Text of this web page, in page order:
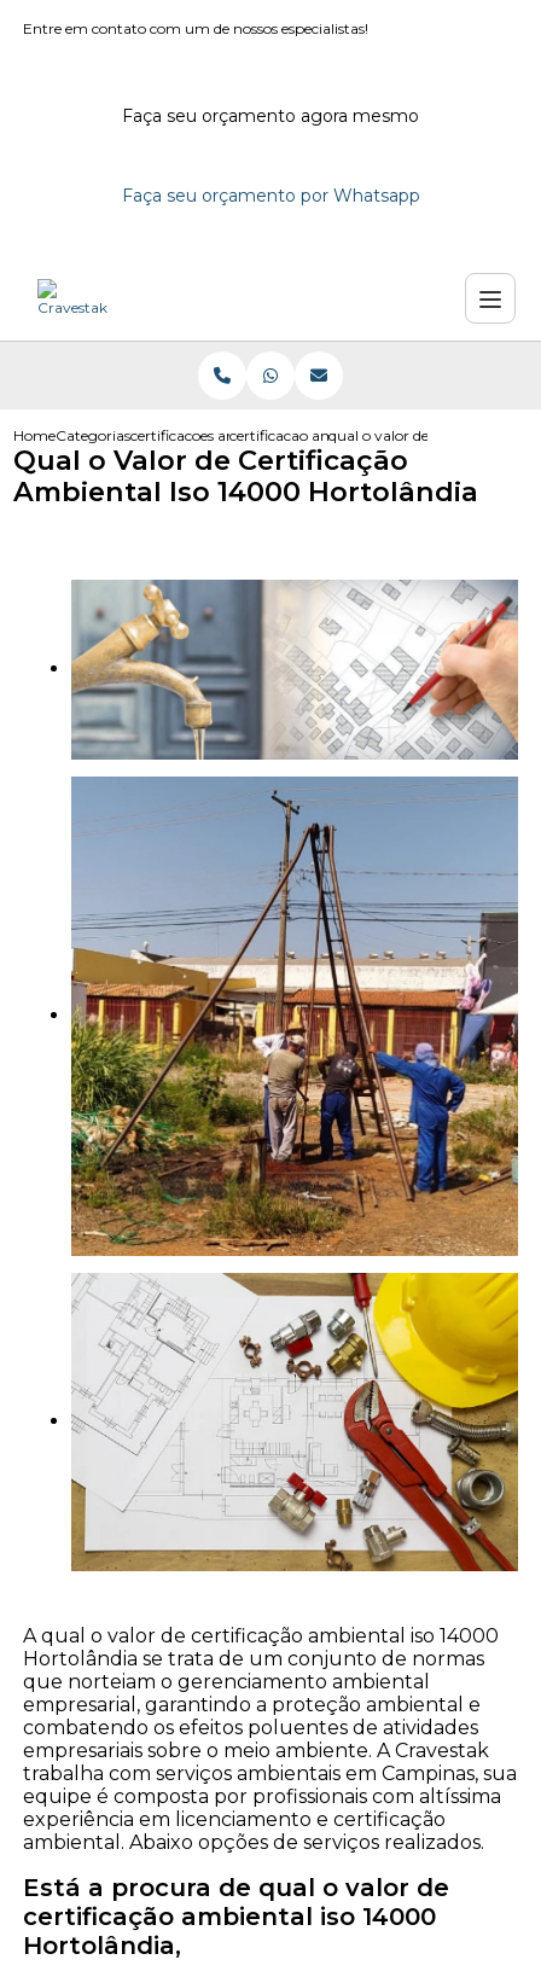
Entre em contato com um de nossos especialistas!
Faça seu orçamento agora mesmo
Faça seu orçamento por Whatsapp
HomeCategoriascertificacoes ambientaiscertificacao ambiental iso 14000
qual o valor de certificacao
Qual o Valor de Certificação
Ambiental Iso 14000 Hortolândia
A qual o valor de certificação ambiental iso 14000
Hortolândia se trata de um conjunto de normas
que norteiam o gerenciamento ambiental
empresarial, garantindo a proteção ambiental e
combatendo os efeitos poluentes de atividades
empresariais sobre o meio ambiente. A Cravestak
trabalha com serviços ambientais em Campinas, sua
equipe é composta por profissionais com altíssima
experiência em licenciamento e certificação
ambiental. Abaixo opções de serviços realizados.
Está a procura de qual o valor de
certificação ambiental iso 14000
Hortolândia,